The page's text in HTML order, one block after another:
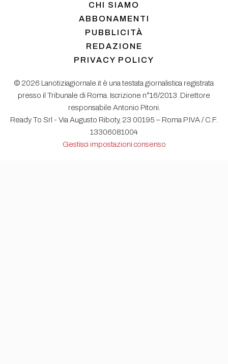
CHI SIAMO
ABBONAMENTI
PUBBLICITÀ
REDAZIONE
PRIVACY POLICY
© 2026 Lanotiziagiornale.it è una testata giornalistica registrata
presso il Tribunale di Roma. Iscrizione n°16/2013. Direttore
responsabile Antonio Pitoni.
Ready To Srl - Via Augusto Riboty, 23 00195 – Roma P.IVA / C.F.
13306081004
Gestisci impostazioni consenso